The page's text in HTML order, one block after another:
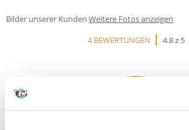
Bilder unserer Kunden Weitere Fotos anzeigen
4 BEWERTUNGEN
4.8 z 5